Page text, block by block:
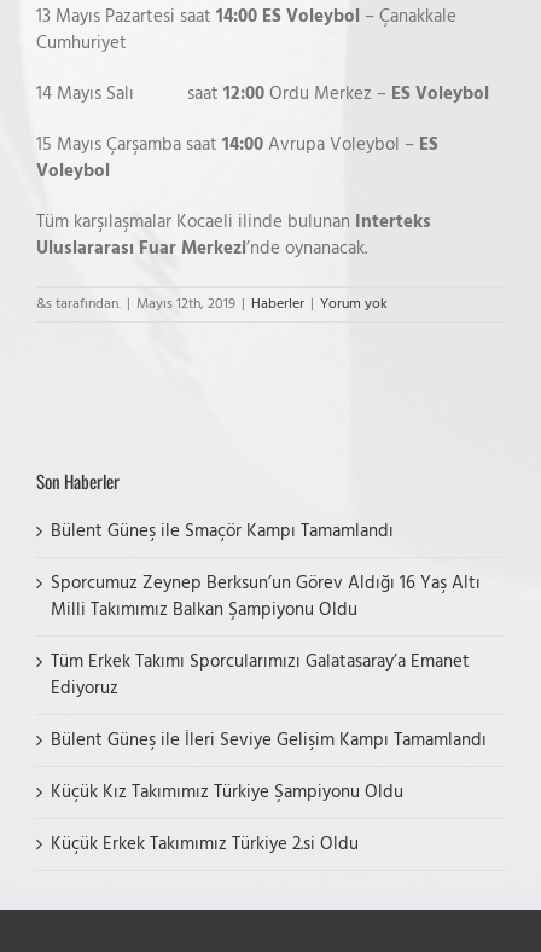
13 Mayıs Pazartesi saat 14:00 ES Voleybol – Çanakkale
Cumhuriyet
14 Mayıs Salı saat 12:00Ordu Merkez – ES Voleybol
15 Mayıs Çarşamba saat 14:00Avrupa Voleybol – ES
Voleybol
Tüm karşılaşmalar Kocaeli ilinde bulunan Interteks
Uluslararası Fuar Merkezi’nde oynanacak.
&s tarafından. | Mayıs 12th, 2019 | Haberler | Yorum yok
Son Haberler
Bülent Güneş ile Smaçör Kampı Tamamlandı
Sporcumuz Zeynep Berksun’un Görev Aldığı 16 Yaş Altı
Milli Takımımız Balkan Şampiyonu Oldu
Tüm Erkek Takımı Sporcularımızı Galatasaray’a Emanet
Ediyoruz
Bülent Güneş ile İleri Seviye Gelişim Kampı Tamamlandı
Küçük Kız Takımımız Türkiye Şampiyonu Oldu
Küçük Erkek Takımımız Türkiye 2.si Oldu